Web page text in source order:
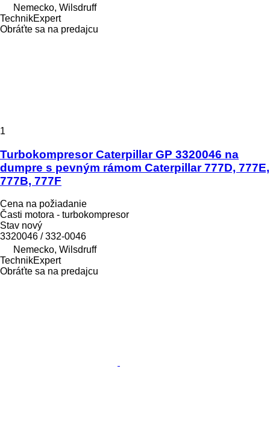
Nemecko, Wilsdruff
TechnikExpert
Obráťte sa na predajcu
1
Turbokompresor Caterpillar GP 3320046 na
dumpre s pevným rámom Caterpillar 777D, 777E,
777B, 777F
Cena na požiadanie
Časti motora - turbokompresor
Stav nový
3320046 / 332-0046
Nemecko, Wilsdruff
TechnikExpert
Obráťte sa na predajcu